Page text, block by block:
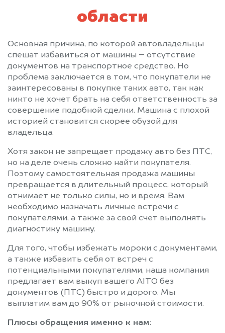
области
Основная причина, по которой автовладельцы
спешат избавиться от машины – отсутствие
документов на транспортное средство. Но
проблема заключается в том, что покупатели не
заинтересованы в покупке таких авто, так как
никто не хочет брать на себя ответственность за
совершение подобной сделки. Машина с плохой
историей становится скорее обузой для
владельца.
Хотя закон не запрещает продажу авто без ПТС,
но на деле очень сложно найти покупателя.
Поэтому самостоятельная продажа машины
превращается в длительный процесс, который
отнимает не только силы, но и время. Вам
необходимо назначать личные встречи с
покупателями, а также за свой счет выполнять
диагностику машину.
Для того, чтобы избежать мороки с документами,
а также избавить себя от встреч с
потенциальными покупателями, наша компания
предлагает вам выкуп вашего AITO без
документов (ПТС) быстро и дорого. Мы
выплатим вам до 90% от рыночной стоимости.
Плюсы обращения именно к нам: